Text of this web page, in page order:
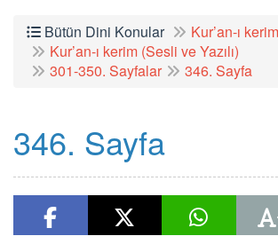
Bütün Dini Konular
Kur’an-ı kerim
Kur’an-ı kerim (Sesli ve Yazılı)
301-350. Sayfalar
346. Sayfa
346. Sayfa